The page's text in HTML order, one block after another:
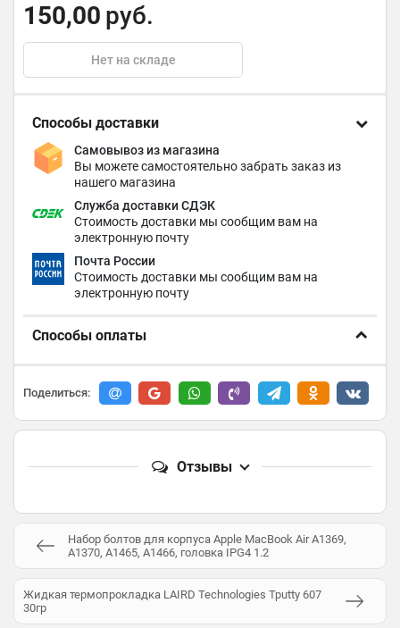
150,00 руб.
Нет на складе
Способы доставки
Самовывоз из магазина
Вы можете самостоятельно забрать заказ из
нашего магазина
Служба доставки СДЭК
Стоимость доставки мы сообщим вам на
электронную почту
Почта России
Стоимость доставки мы сообщим вам на
электронную почту
Способы оплаты
Поделиться:
Отзывы
Набор болтов для корпуса Apple MacBook Air A1369,
A1370, A1465, A1466, головка IPG4 1.2
Жидкая термопрокладка LAIRD Technologies Tputty 607
30гр